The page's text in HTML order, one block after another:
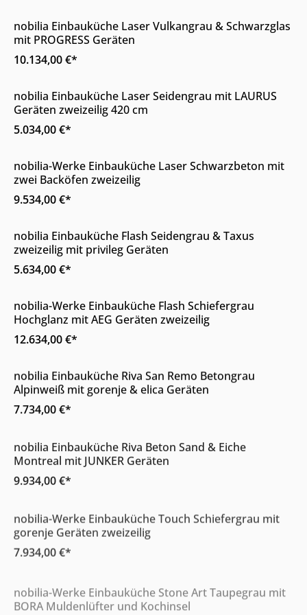
nobilia Einbauküche Laser Vulkangrau & Schwarzglas
mit PROGRESS Geräten
10.134,00 €*
Online & im Möbelhaus erhältlich
nobilia Einbauküche Laser Seidengrau mit LAURUS
Geräten zweizeilig 420 cm
5.034,00 €*
Online & im Möbelhaus erhältlich
nobilia-Werke Einbauküche Laser Schwarzbeton mit
zwei Backöfen zweizeilig
9.534,00 €*
Online & im Möbelhaus erhältlich
nobilia Einbauküche Flash Seidengrau & Taxus
zweizeilig mit privileg Geräten
5.634,00 €*
Online & im Möbelhaus erhältlich
nobilia-Werke Einbauküche Flash Schiefergrau
Hochglanz mit AEG Geräten zweizeilig
12.634,00 €*
Online & im Möbelhaus erhältlich
nobilia Einbauküche Riva San Remo Betongrau
Alpinweiß mit gorenje & elica Geräten
7.734,00 €*
Online & im Möbelhaus erhältlich
nobilia Einbauküche Riva Beton Sand & Eiche
Montreal mit JUNKER Geräten
9.934,00 €*
Online & im Möbelhaus erhältlich
nobilia-Werke Einbauküche Touch Schiefergrau mit
gorenje Geräten zweizeilig
7.934,00 €*
Online & im Möbelhaus erhältlich
nobilia-Werke Einbauküche Stone Art Taupegrau mit
BORA Muldenlüfter und Kochinsel